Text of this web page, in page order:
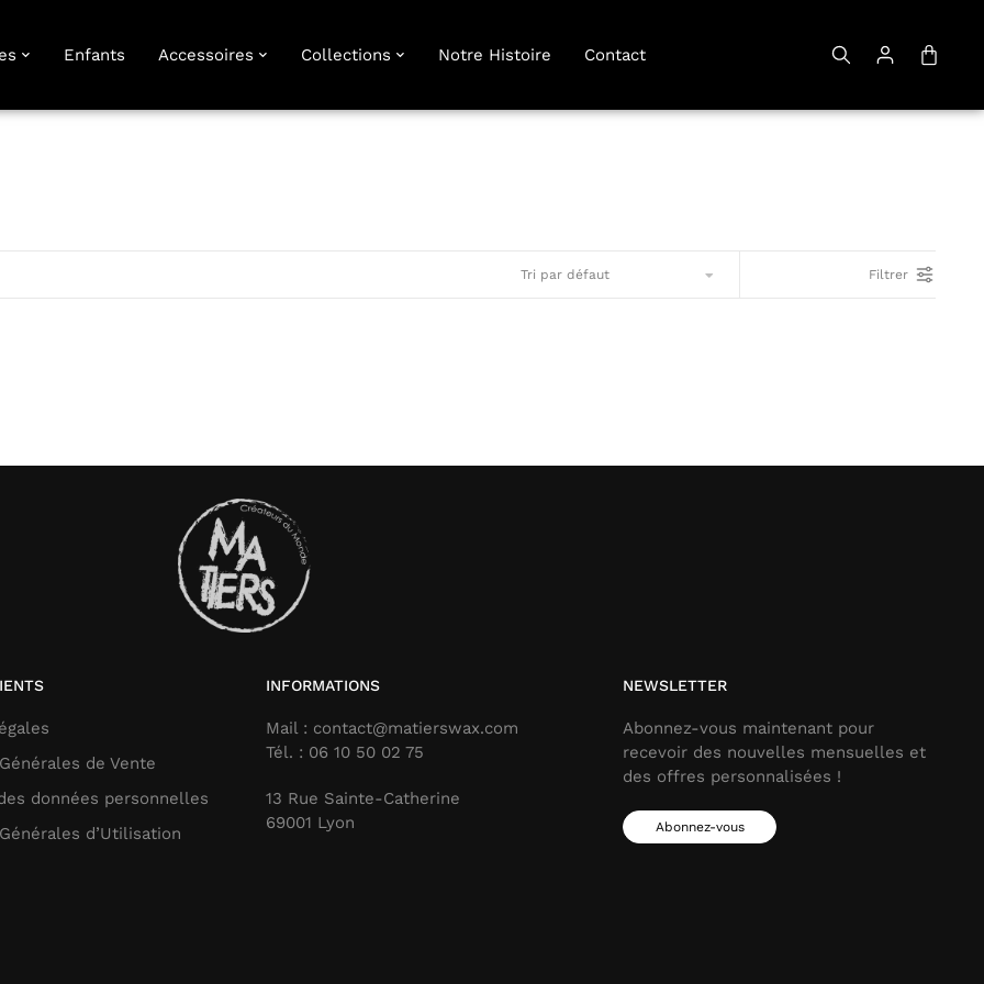
Enfants Accessoires Collections Notre Histoire Contact
Filtrer
de Vente
données personnelles
d’Utilisation
INFORMATIONS
Mail : contact@matierswax.com
Tél. : 06 10 50 02 75
13 Rue Sainte-Catherine
69001 Lyon
NEWSLETTER
Abonnez-vous maintenant pour
recevoir des nouvelles mensuelles et
des offres personnalisées !
Abonnez-vous